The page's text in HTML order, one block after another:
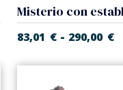
83,01 € - 290,00 €